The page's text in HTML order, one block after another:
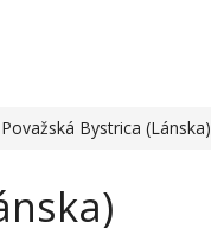
Bystrica (Lánska)